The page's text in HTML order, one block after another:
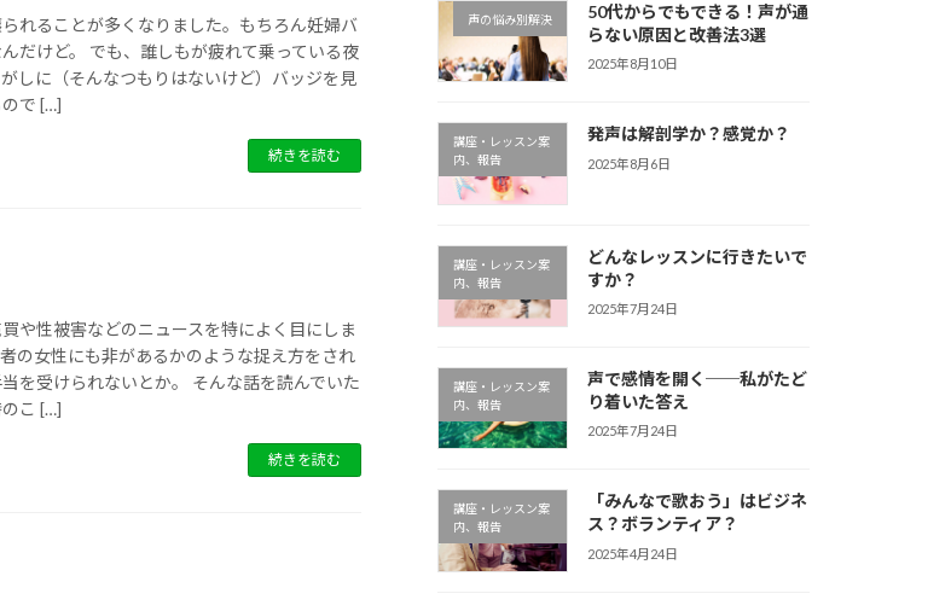
れることが多くなりました。もちろん妊婦バ
だけど。 でも、誰しもが疲れて乗っている夜
しに（そんなつもりはないけど）バッジを見
で […]
続きを読む
や性被害などのニュースを特によく目にしま
の女性にも非があるかのような捉え方をされ
を受けられないとか。 そんな話を読んでいた
こ […]
続きを読む
声の悩み別解決
50代からでもできる！声が通
らない原因と改善法3選
2025年8月10日
講座・レッスン案
内、報告
発声は解剖学か？感覚か？
2025年8月6日
講座・レッスン案
内、報告
どんなレッスンに行きたいで
すか？
2025年7月24日
講座・レッスン案
内、報告
声で感情を開く──私がたど
り着いた答え
2025年7月24日
講座・レッスン案
内、報告
「みんなで歌おう」はビジネ
ス？ボランティア？
2025年4月24日